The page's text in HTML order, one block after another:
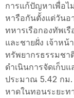
การแก้ปัญหาเพื่อไ
หารือกันตั้งแต่วันอ
ทหารเรือกองทัพเ
และชายฝั่ง เจ้าหน้
ทรัพยากรธรรมชา
ดำเนินการจัดเก็บ
ประมาณ 5.42 กม.
หาดในทอนระยะท